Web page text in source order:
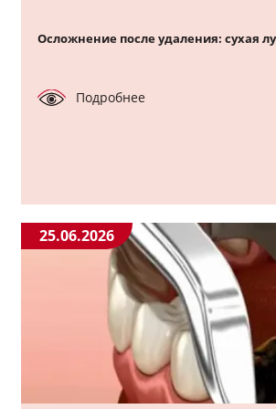
Осложнение после удаления: сухая
Подробнее
25.06.2026